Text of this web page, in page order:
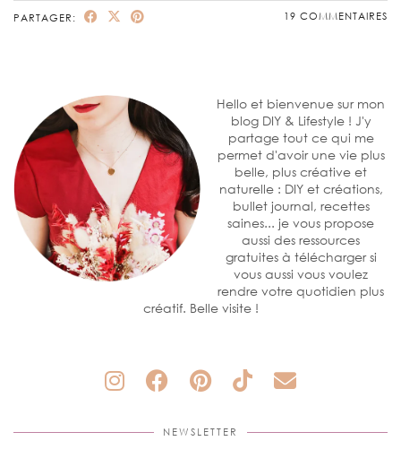
PARTAGER: 19 COMMENTAIRES
Hello et bienvenue sur mon
blog DIY & Lifestyle ! J'y
partage tout ce qui me
permet d'avoir une vie plus
belle, plus créative et
naturelle : DIY et créations,
bullet journal, recettes
saines... je vous propose
aussi des ressources
gratuites à télécharger si
vous aussi vous voulez
rendre votre quotidien plus
créatif. Belle visite !
NEWSLETTER